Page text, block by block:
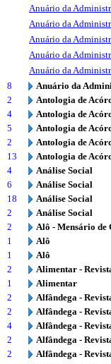
Anuário da
Anuário da
Anuário da
Anuário da
Anuário da
8
Anuário da
2
Antologia de
4
Antologia de
5
Antologia de
2
Antologia de
13
Antologia de
4
Análise Social
6
Análise Social
18
Análise Social
2
Análise Social
2
Alô - Mensário de
1
Alô
1
Alô
2
Alimentar -
1
Alimentar
2
Alfândega -
2
Alfândega -
4
Alfândega -
2
Alfândega -
2
Alfândega -